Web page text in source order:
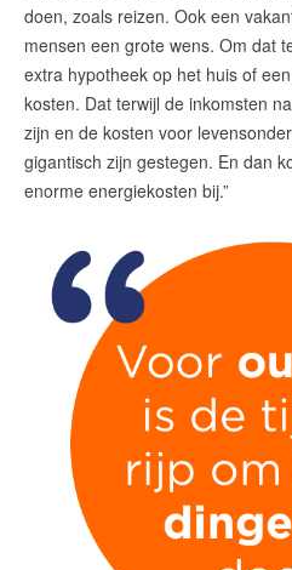
Makelaars van Amsterdam
amsterdam@makelaarsvan.nl
+31 (0)20 333 11 10
doen, zoals reizen. Ook een
mensen een grote wens. Om dat
extra hypotheek op het huis of
kosten. Dat terwijl de inkomsten
zijn en de kosten voor
gigantisch zijn gestegen. En dan
enorme energiekosten bij.”